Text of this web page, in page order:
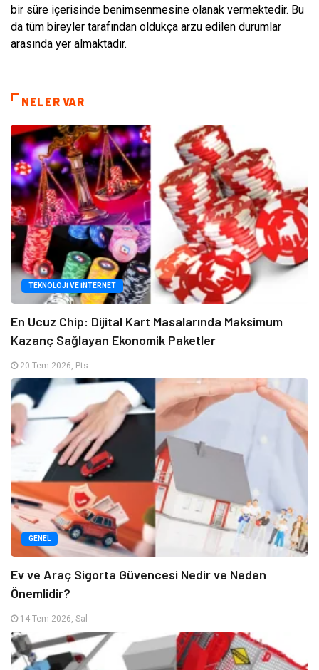
bir süre içerisinde benimsenmesine olanak vermektedir. Bu
da tüm bireyler tarafından oldukça arzu edilen durumlar
arasında yer almaktadır.
NELER VAR
TEKNOLOJI VE İNTERNET
En Ucuz Chip: Dijital Kart Masalarında Maksimum
Kazanç Sağlayan Ekonomik Paketler
20 Tem 2026, Pts
GENEL
Ev ve Araç Sigorta Güvencesi Nedir ve Neden
Önemlidir?
14 Tem 2026, Sal